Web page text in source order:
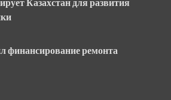
Казахстан для развития
финансирование ремонта